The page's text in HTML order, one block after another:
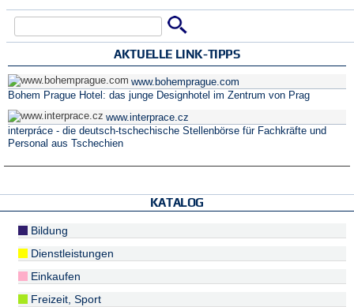
AKTUELLE LINK-TIPPS
www.bohemprague.com
Bohem Prague Hotel: das junge Designhotel im Zentrum von Prag
www.interprace.cz
interpráce - die deutsch-tschechische Stellenbörse für Fachkräfte und
Personal aus Tschechien
KATALOG
Bildung
Dienstleistungen
Einkaufen
Freizeit, Sport